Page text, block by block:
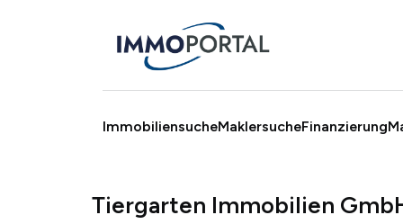
ImmobiliensucheMaklersucheFinanzierung
Tiergarten Immobilien